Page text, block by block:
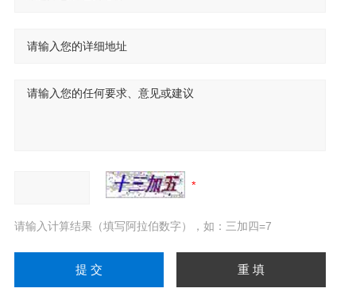
请输入计算结果（填写阿拉伯数字），如：三加四=7